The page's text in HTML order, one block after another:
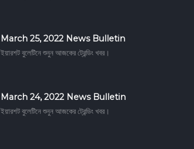
March 25, 2022 News Bulletin
ইয়ারশট বুলেটিনে শুনুন আজকের ট্রেন্ডিং খবর।
March 24, 2022 News Bulletin
ইয়ারশট বুলেটিনে শুনুন আজকের ট্রেন্ডিং খবর।